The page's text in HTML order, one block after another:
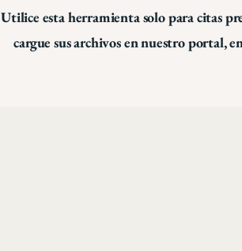
Utilice esta herramienta solo para citas
cargue sus archivos en nuestro portal,